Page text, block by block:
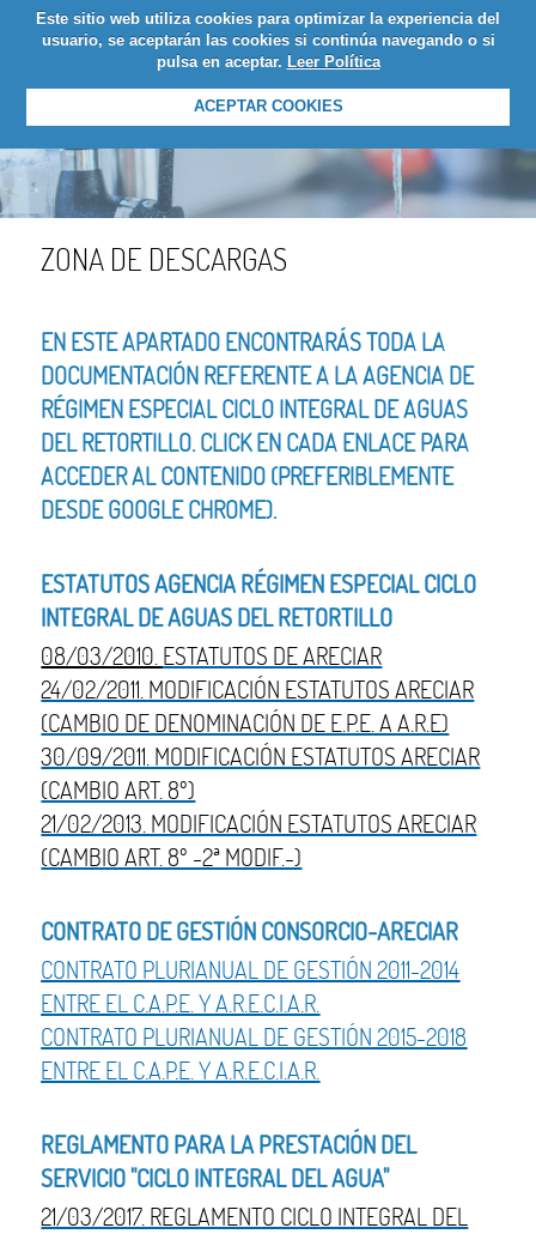
Este sitio web utiliza cookies para optimizar la experiencia del
usuario, se aceptarán las cookies si continúa navegando o si
pulsa en aceptar. Leer Política
ACEPTAR COOKIES
LOGIN
ZONA DE DESCARGAS
EN ESTE APARTADO ENCONTRARÁS TODA LA
DOCUMENTACIÓN REFERENTE A LA AGENCIA DE
RÉGIMEN ESPECIAL CICLO INTEGRAL DE AGUAS
DEL RETORTILLO. CLICK EN CADA ENLACE PARA
ACCEDER AL CONTENIDO (PREFERIBLEMENTE
DESDE GOOGLE CHROME).
ESTATUTOS AGENCIA RÉGIMEN ESPECIAL CICLO
INTEGRAL DE AGUAS DEL RETORTILLO
08/03/2010. ESTATUTOS DE ARECIAR
24/02/2011. MODIFICACIÓN ESTATUTOS ARECIAR
(CAMBIO DE DENOMINACIÓN DE E.P.E. A A.R.E)
30/09/2011. MODIFICACIÓN ESTATUTOS ARECIAR
(CAMBIO ART. 8º)
21/02/2013. MODIFICACIÓN ESTATUTOS ARECIAR
(CAMBIO ART. 8º -2ª MODIF.-)
CONTRATO DE GESTIÓN CONSORCIO-ARECIAR
CONTRATO PLURIANUAL DE GESTIÓN 2011-2014
ENTRE EL C.A.P.E. Y A.R.E.C.I.A.R.
CONTRATO PLURIANUAL DE GESTIÓN 2015-2018
ENTRE EL C.A.P.E. Y A.R.E.C.I.A.R.
REGLAMENTO PARA LA PRESTACIÓN DEL
SERVICIO "CICLO INTEGRAL DEL AGUA"
21/03/2017. REGLAMENTO CICLO INTEGRAL DEL